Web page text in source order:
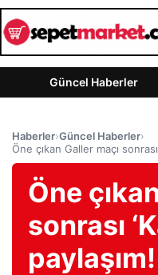
Güncel Haberler
Haberler›Güncel Haberler›
Öne çıkan Galler maçı
Öne
sonrası
paylaşım!